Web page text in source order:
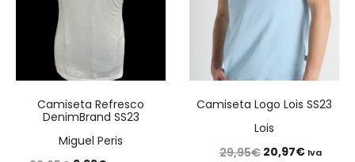
Camiseta Refresco
DenimBrand SS23
Miguel Peris
Camiseta Logo Lois SS23
Lois
29,95€ El
20,97€ElIva